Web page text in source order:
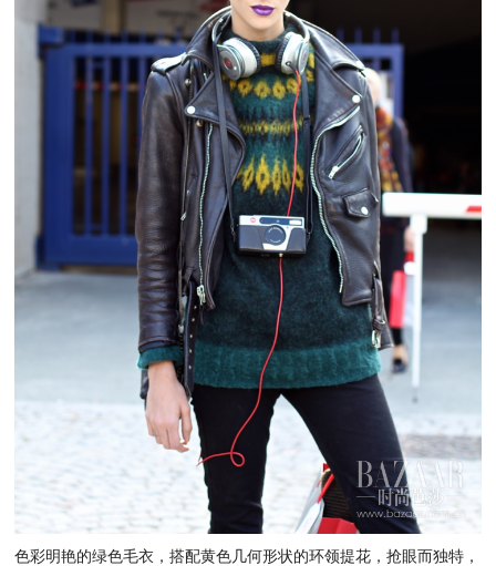
色彩明艳的绿色毛衣，搭配黄色几何形状的环领提花，抢眼而独特，